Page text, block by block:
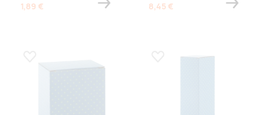
1,89 € 8,45 €